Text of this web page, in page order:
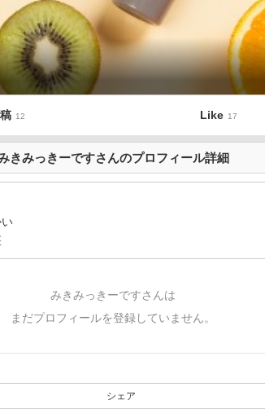
12 Like 17
きみっきーですさんのプロフィール詳細
みきみっきーですさんは
まだプロフィールを登録していません。
シェア